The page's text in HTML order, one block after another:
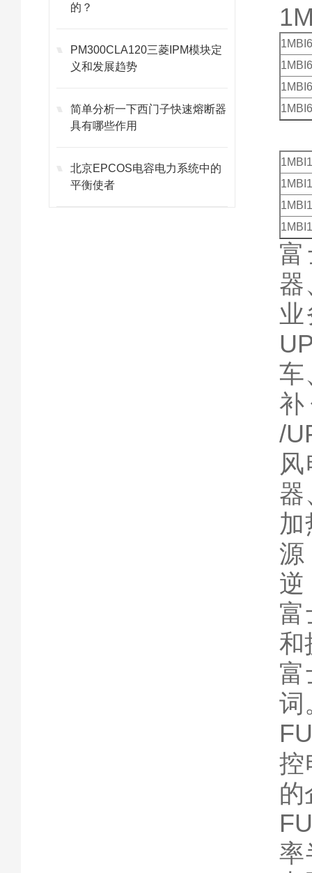
的？
PM300CLA120三菱IPM模块定
义和发展趋势
简单分析一下西门子快速熔断器
具有哪些作用
北京EPCOS电容电力系统中的
平衡使者
器
车
/
器
加
源
逆
富
和
富
词
控
的
率